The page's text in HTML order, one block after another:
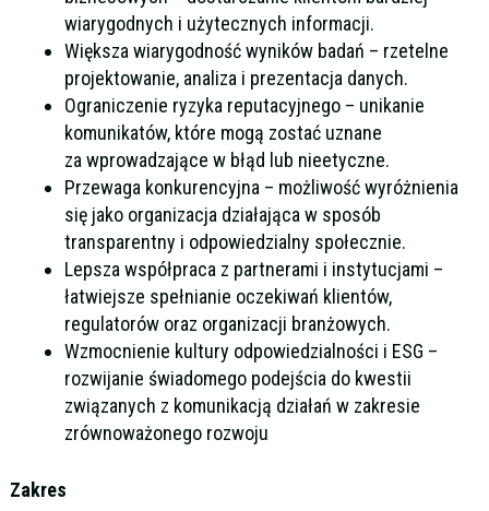
wiarygodnych i użytecznych informacji.
Większa wiarygodność wyników badań – rzetelne
projektowanie, analiza i prezentacja danych.
Ograniczenie ryzyka reputacyjnego – unikanie
komunikatów, które mogą zostać uznane
za wprowadzające w błąd lub nieetyczne.
Przewaga konkurencyjna – możliwość wyróżnienia
się jako organizacja działająca w sposób
transparentny i odpowiedzialny społecznie.
Lepsza współpraca z partnerami i instytucjami –
łatwiejsze spełnianie oczekiwań klientów,
regulatorów oraz organizacji branżowych.
Wzmocnienie kultury odpowiedzialności i ESG –
rozwijanie świadomego podejścia do kwestii
związanych z komunikacją działań w zakresie
zrównoważonego rozwoju
Zakres